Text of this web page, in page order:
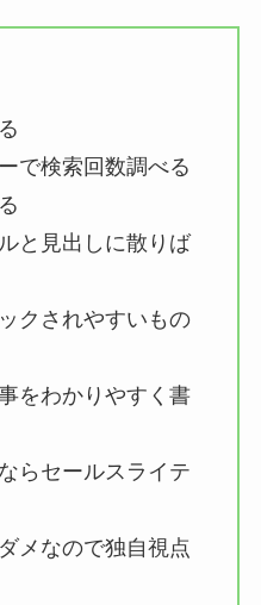
で検索回数調べる
と見出しに散りば
クされやすいもの
をわかりやすく書
らセールスライテ
メなので独自視点